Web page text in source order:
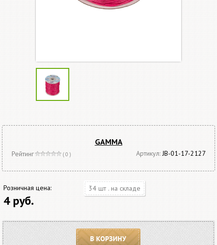
GAMMA
Рейтинг ( 0 ) Артикул:JB-01-17-2127
Розничная цена:
4 руб.
34 шт . на складе